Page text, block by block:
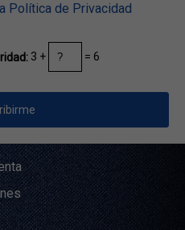
Política de Privacidad
3 + = 6